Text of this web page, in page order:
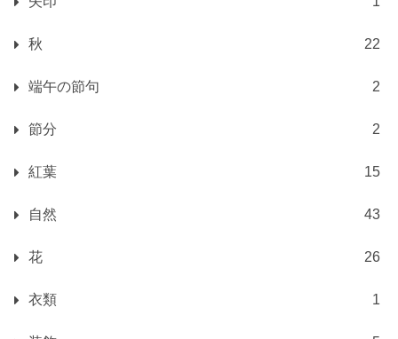
秋 22
端午の節句 2
節分 2
紅葉 15
自然 43
花 26
衣類 1